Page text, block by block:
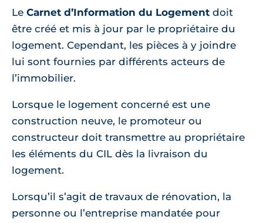
Le Carnet d’Information du Logement doit
être créé et mis à jour par le propriétaire du
logement. Cependant, les pièces à y joindre
lui sont fournies par différents acteurs de
l’immobilier.
Lorsque le logement concerné est une
construction neuve, le promoteur ou
constructeur doit transmettre au propriétaire
les éléments du CIL dès la livraison du
logement.
Lorsqu’il s’agit de travaux de rénovation, la
personne ou l’entreprise mandatée pour